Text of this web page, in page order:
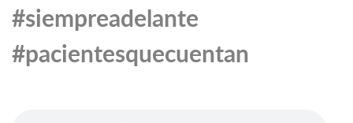
#siempreadelante
#pacientesquecuentan